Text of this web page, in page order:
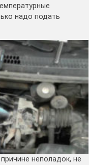
надо подать
неполадок, не